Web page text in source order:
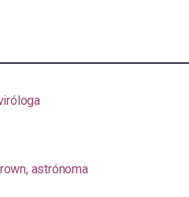
astrónoma